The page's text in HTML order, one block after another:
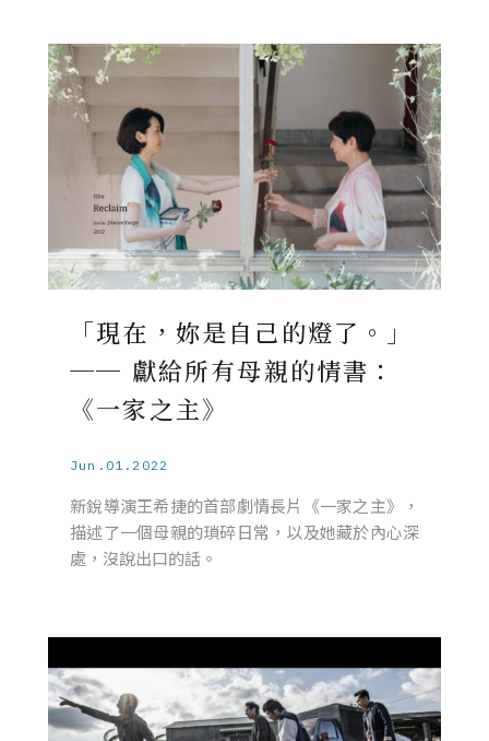
「現在，妳是自己的燈了。」
── 獻給所有母親的情書：
《一家之主》
Jun.01.2022
新銳導演王希捷的首部劇情長片《一家之主》，
描述了一個母親的瑣碎日常，以及她藏於內心深
處，沒說出口的話。